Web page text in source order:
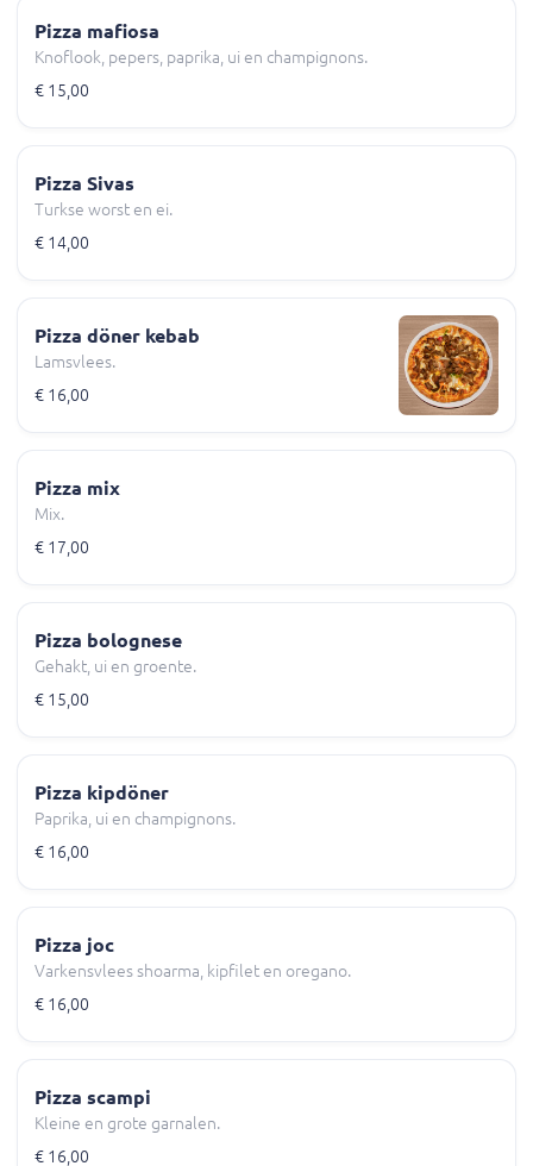
Pizza mafiosa
Knoflook, pepers, paprika, ui en champignons.
€ 15,00
Pizza Sivas
Turkse worst en ei.
€ 14,00
Pizza döner kebab
Lamsvlees.
€ 16,00
Pizza mix
Mix.
€ 17,00
Pizza bolognese
Gehakt, ui en groente.
€ 15,00
Pizza kipdöner
Paprika, ui en champignons.
€ 16,00
Pizza joc
Varkensvlees shoarma, kipfilet en oregano.
€ 16,00
Pizza scampi
Kleine en grote garnalen.
€ 16,00